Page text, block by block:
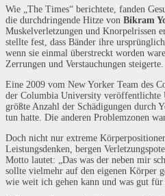
Wie „The Times“ berichtete, fanden
die durchdringende Hitze von Bikram
Muskelverletzungen und Knorpelrissen
stellte fest, dass Bänder ihre
wenn sie einmal überstreckt worden
Zerrungen und Verstauchungen steigerte.
Eine 2009 vom New Yorker Team des
der Columbia University veröffentlichte
größte Anzahl der Schädigungen durch
tun hatte. Die anderen Problemzonen
Doch nicht nur extreme
Leistungsdenken, bergen
Motto lautet: „Das was der neben mir
sollte vielmehr auf den eigenen Körper
wie weit ich gehen kann und was gut